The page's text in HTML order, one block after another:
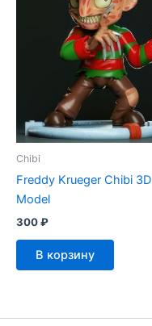
Chibi
Freddy Krueger Chibi 3D
Model
300₽
В корзину